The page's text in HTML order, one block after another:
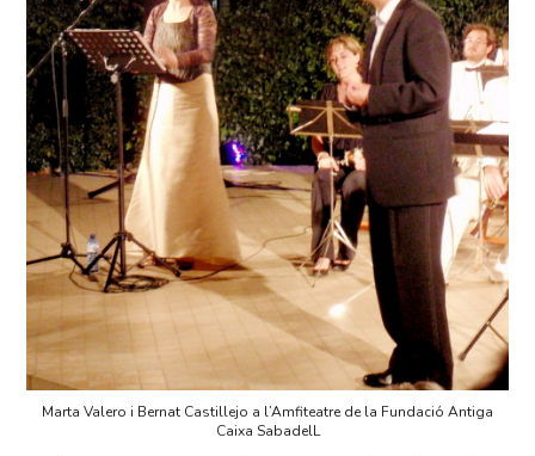
Marta Valero i Bernat Castillejo a l’Amfiteatre de la Fundació Antiga
Caixa SabadelL